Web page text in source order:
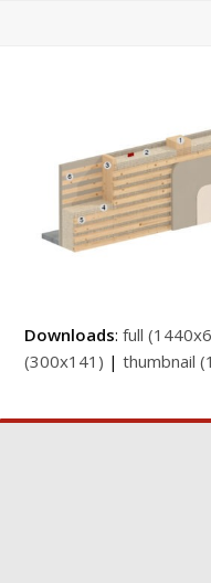
Downloads:full
(300x141) |thumbnail